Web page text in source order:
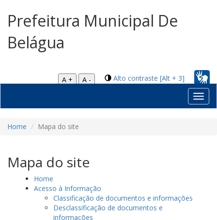
Prefeitura Municipal De
Belágua
Alto contraste [Alt + 3]
A +
A -
Home Mapa do site
Mapa do site
Home
Acesso à Informação
Classificação de documentos e informações
Desclassificação de documentos e
informações